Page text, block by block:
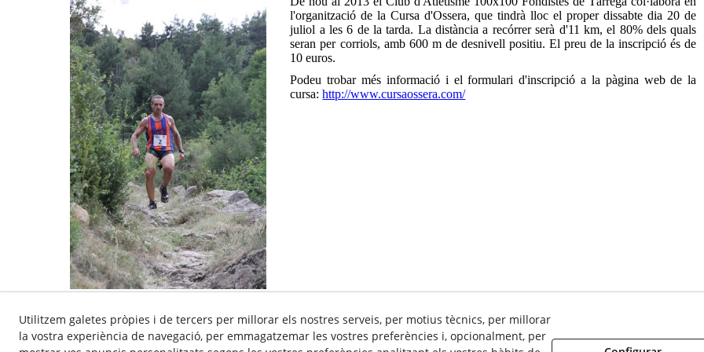
l'organització de la Cursa d'Ossera, que tindrà lloc el proper dissabte dia 20 de
juliol a les 6 de la tarda. La distància a recórrer serà d'11 km, el 80% dels quals
seran per corriols, amb 600 m de desnivell positiu. El preu de la inscripció és de
10 euros.
Podeu trobar més informació i el formulari d'inscripció a la pàgina web de la
cursa:http://www.cursaossera.com/
Utilitzem galetes pròpies i de tercers per millorar els nostres serveis, per motius tècnics, per millorar
la vostra experiència de navegació, per emmagatzemar les vostres preferències i, opcionalment, per